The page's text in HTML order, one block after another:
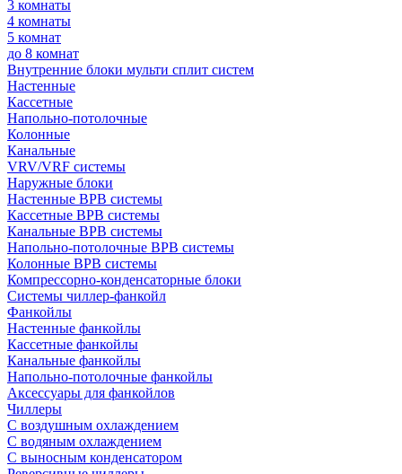
3 комнаты
4 комнаты
5 комнат
до 8 комнат
Внутренние блоки мульти сплит систем
Настенные
Кассетные
Напольно-потолочные
Колонные
Канальные
VRV/VRF системы
Наружные блоки
Настенные ВРВ системы
Кассетные ВРВ системы
Канальные ВРВ системы
Напольно-потолочные ВРВ системы
Колонные ВРВ системы
Компрессорно-конденсаторные блоки
Системы чиллер-фанкойл
Фанкойлы
Настенные фанкойлы
Кассетные фанкойлы
Канальные фанкойлы
Напольно-потолочные фанкойлы
Аксессуары для фанкойлов
Чиллеры
С воздушным охлаждением
С водяным охлаждением
С выносным конденсатором